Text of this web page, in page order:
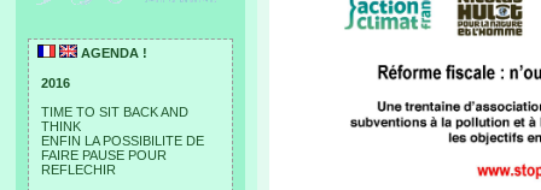
AGENDA !
2016
TIME TO SIT BACK AND
THINK
ENFIN LA POSSIBILITE DE
FAIRE PAUSE POUR
REFLECHIR